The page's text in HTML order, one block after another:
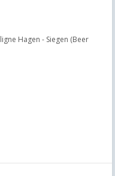
Hagen - Siegen (Beer